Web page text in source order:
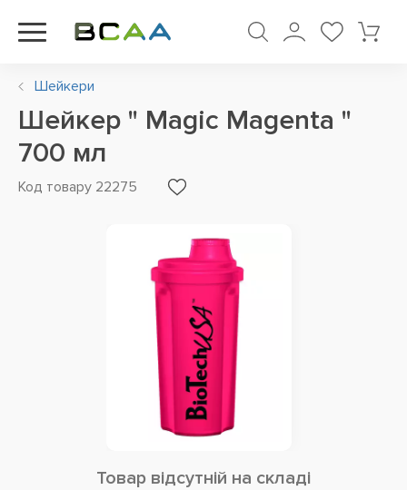
Шейкери
Шейкер " Magic Magenta "
700 мл
Код товару 22275
Товар відсутній на складі